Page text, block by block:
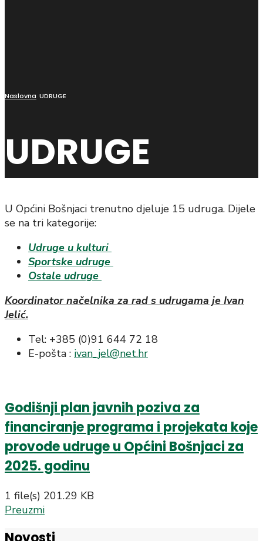
Naslovna UDRUGE
UDRUGE
U Općini Bošnjaci trenutno djeluje 15 udruga. Dijele
se na tri kategorije:
Udruge u kulturi
Sportske udruge
Ostale udruge
Koordinator načelnika za rad s udrugama je Ivan
Jelić.
Tel: +385 (0)91 644 72 18
E-pošta : ivan_jel@net.hr
Godišnji plan javnih poziva za
financiranje programa i projekata koje
provode udruge u Općini Bošnjaci za
2025. godinu
1 file(s) 201.29 KB
Preuzmi